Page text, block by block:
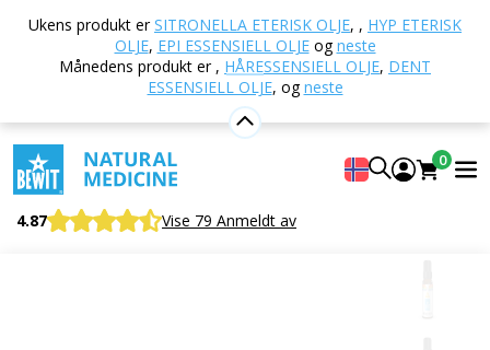
Ukens produkt erSITRONELLA ETERISK OLJE, , HYP ETERISK
OLJE, EPI ESSENSIELL OLJEogneste
Månedens produkt er , HÅRESSENSIELL OLJE, DENT
ESSENSIELL OLJE, ogneste
0
Hjem E-butikk
Blandinger av essensielle oljer
Insect Stop essensiell
Insect Stop essensiell olje
100 % ren og naturlig CTEO® essensiell oljeblanding
4.87 Vise 79 Anmeldt av